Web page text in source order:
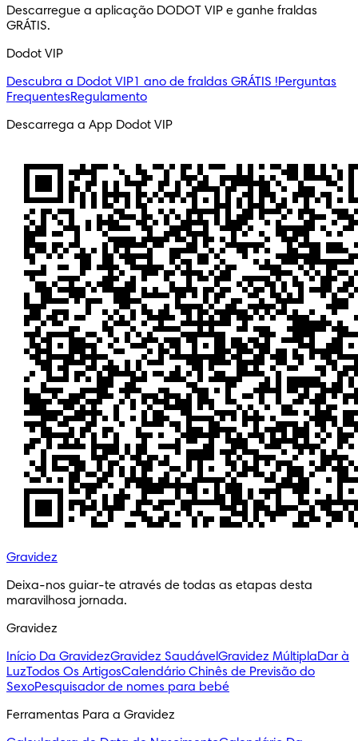
Descarregue a aplicação DODOT VIP e ganhe fraldas
GRÁTIS.
Dodot VIP
Descubra a Dodot VIP1 ano de fraldas GRÁTIS !Perguntas
FrequentesRegulamento
Descarrega a App Dodot VIP
Gravidez
Deixa-nos guiar-te através de todas as etapas desta
maravilhosa jornada.
Gravidez
Início Da GravidezGravidez SaudávelGravidez MúltiplaDar à
LuzTodos Os ArtigosCalendário Chinês de Previsão do
SexoPesquisador de nomes para bebé
Ferramentas Para a Gravidez